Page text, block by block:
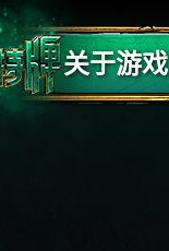
关于游戏
支持